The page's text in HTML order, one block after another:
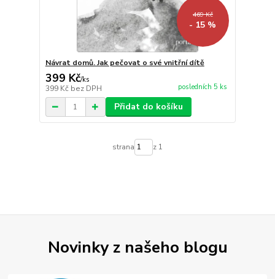
469 Kč
- 15 %
Návrat domů. Jak pečovat o své vnitřní dítě
399 Kč/ks
399 Kč bez DPH posledních 5 ks
Přidat do košíku
strana z 1
Novinky z našeho blogu